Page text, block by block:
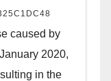
caused by
2020,
in the